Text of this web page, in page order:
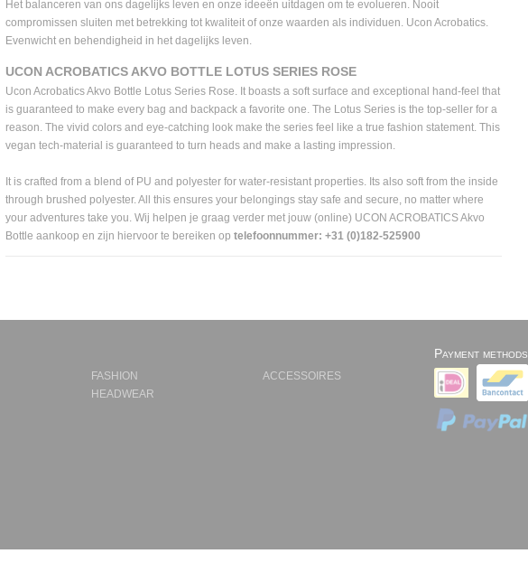
Het balanceren van ons dagelijks leven en onze ideeën uitdagen om te evolueren. Nooit
compromissen sluiten met betrekking tot kwaliteit of onze waarden als individuen. Ucon Acrobatics.
Evenwicht en behendigheid in het dagelijks leven.
UCON ACROBATICS AKVO BOTTLE LOTUS SERIES ROSE
Ucon Acrobatics Akvo Bottle Lotus Series Rose. It boasts a soft surface and exceptional hand-feel that
is guaranteed to make every bag and backpack a favorite one. The Lotus Series is the top-seller for a
reason. The vivid colors and eye-catching look make the series feel like a true fashion statement. This
vegan tech-material is guaranteed to turn heads and make a lasting impression.
It is crafted from a blend of PU and polyester for water-resistant properties. Its also soft from the inside
through brushed polyester. All this ensures your belongings stay safe and secure, no matter where
your adventures take you. Wij helpen je graag verder met jouw (online) UCON ACROBATICS Akvo
Bottle aankoop en zijn hiervoor te bereiken op telefoonnummer: +31 (0)182-525900
FASHION
HEADWEAR
ACCESSOIRES
Payment methods